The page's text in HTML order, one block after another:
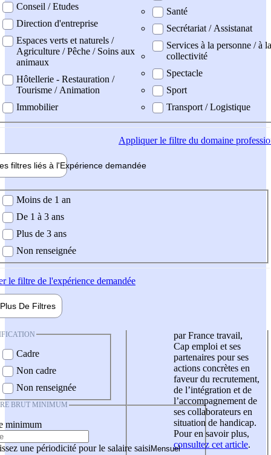
Conseil / Etudes
Direction d'entreprise
Espaces verts et naturels /
Agriculture / Pêche / Soins aux
animaux
Hôtellerie - Restauration /
Tourisme / Animation
Immobilier
Santé
Secrétariat / Assistanat
Services à la personne / à la
collectivité
Spectacle
Sport
Transport / Logistique
Appliquerle filtre du domaine
filtres liés à l'Expérience demandée
demandée
Moins de 1 an
De 1 à 3 ans
Plus de 3 ans
Non renseignée
le filtre de l'expérience demandée
Plus De Filtres
Cadre
Non cadre
Non renseignée
BRUT MINIMUM
minimum
une périodicité pour le salaire saisi
par France travail,
Cap emploi et ses
partenaires pour ses
actions concrètes en
faveur du recrutement,
de l’intégration et de
l’accompagnement de
ses collaborateurs en
situation de handicap.
Pour en savoir plus,
consultez cet article.